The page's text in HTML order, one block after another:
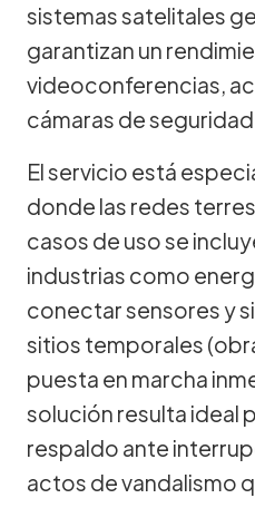
sistemas satelitales
garantizan un
videoconferencias,
cámaras de
El servicio está
donde las redes
casos de uso se
industrias como
conectar sensores y
sitios temporales
puesta en marcha
solución resulta ideal
respaldo ante
actos de vandalismo